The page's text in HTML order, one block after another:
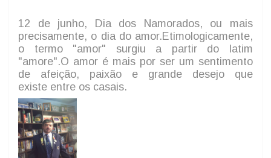
12 de junho, Dia dos Namorados, ou mais
precisamente, o dia do amor.Etimologicamente,
o termo "amor" surgiu a partir do latim
"amore".O amor é mais por ser um sentimento
de afeição, paixão e grande desejo que
existe entre os casais.